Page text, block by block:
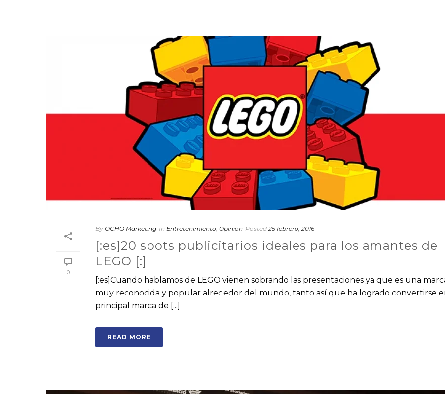
0
By OCHO Marketing In Entretenimiento, Opinión Posted 25 febrero, 2016
[:es]20 spots publicitarios ideales para los amantes de
LEGO [:]
[:es]Cuando hablamos de LEGO vienen sobrando las presentaciones ya que es una
muy reconocida y popular alrededor del mundo, tanto así que ha logrado convertirse
principal marca de [...]
READ MORE